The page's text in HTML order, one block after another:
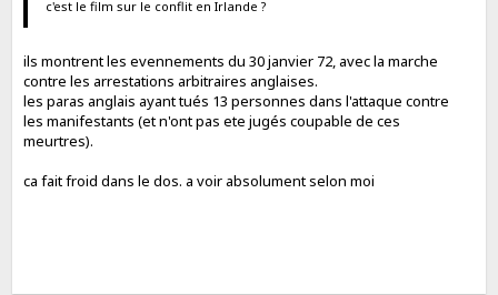
c'est le film sur le conflit en Irlande ?
ils montrent les evennements du 30 janvier 72, avec la marche
contre les arrestations arbitraires anglaises.
les paras anglais ayant tués 13 personnes dans l'attaque contre
les manifestants (et n'ont pas ete jugés coupable de ces
meurtres).
ca fait froid dans le dos. a voir absolument selon moi